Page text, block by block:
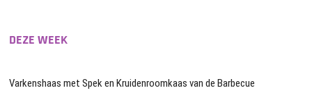
DEZE WEEK
Varkenshaas met Spek en Kruidenroomkaas van de Barbecue